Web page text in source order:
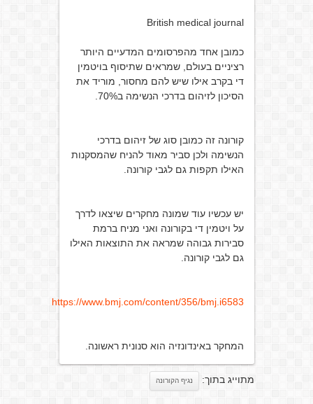
British medical journal
כמובן אחד מהפרסומים המדעיים היותר
רציניים בעולם, שמראים שתיסוף בויטמין
די בקרב אילו שיש להם מחסור, מוריד את
הסיכון לזיהום בדרכי הנשימה ב70%.
קורונה זה כמובן סוג של זיהום בדרכי
הנשימה ולכן סביר מאוד להניח שהמסקנות
האילו תקפות גם לגבי קורונה.
יש עכשיו עוד שמונה מחקרים שיצאו לדרך
על ויטמין די בקורונה ואני מניח ברמת
סבירות גבוהה שמראה את התוצאות האילו
גם לגבי קורונה.
https://www.bmj.com/content/356/bmj.i6583
המחקר באינדונזיה הוא סנונית ראשונה.
מתוייג בתוך: נגיף הקורונה